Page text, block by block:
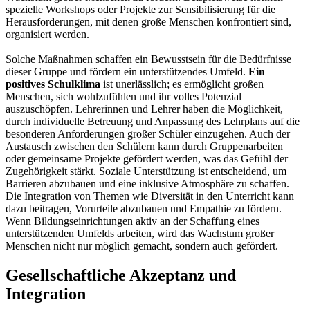
spezielle Workshops oder Projekte zur Sensibilisierung für die
Herausforderungen, mit denen große Menschen konfrontiert sind,
organisiert werden.
Solche Maßnahmen schaffen ein Bewusstsein für die Bedürfnisse
dieser Gruppe und fördern ein unterstützendes Umfeld. Ein
positives Schulklima ist unerlässlich; es ermöglicht großen
Menschen, sich wohlzufühlen und ihr volles Potenzial
auszuschöpfen. Lehrerinnen und Lehrer haben die Möglichkeit,
durch individuelle Betreuung und Anpassung des Lehrplans auf die
besonderen Anforderungen großer Schüler einzugehen. Auch der
Austausch zwischen den Schülern kann durch Gruppenarbeiten
oder gemeinsame Projekte gefördert werden, was das Gefühl der
Zugehörigkeit stärkt. Soziale Unterstützung ist entscheidend, um
Barrieren abzubauen und eine inklusive Atmosphäre zu schaffen.
Die Integration von Themen wie Diversität in den Unterricht kann
dazu beitragen, Vorurteile abzubauen und Empathie zu fördern.
Wenn Bildungseinrichtungen aktiv an der Schaffung eines
unterstützenden Umfelds arbeiten, wird das Wachstum großer
Menschen nicht nur möglich gemacht, sondern auch gefördert.
Gesellschaftliche Akzeptanz und
Integration